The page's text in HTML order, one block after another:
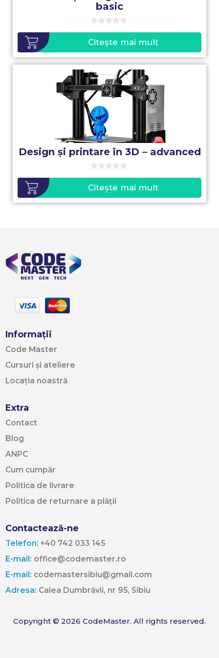
basic
0
o
u
t
o
f
5
Citește mai mult
Design și printare în 3D – advanced
u
t
o
Citește mai mult
Informații
Code Master
Cursuri și ateliere
Locația noastră
Extra
Contact
Blog
ANPC
Cum cumpăr
Politica de livrare
Politica de returnare a plății
Contactează-ne
Telefon: +40 742 033 145
E-mail: office@codemaster.ro
E-mail: codemastersibiu@gmail.com
Adresa: Calea Dumbrăvii, nr 95, Sibiu
Copyright © 2026 CodeMaster. All rights reserved.